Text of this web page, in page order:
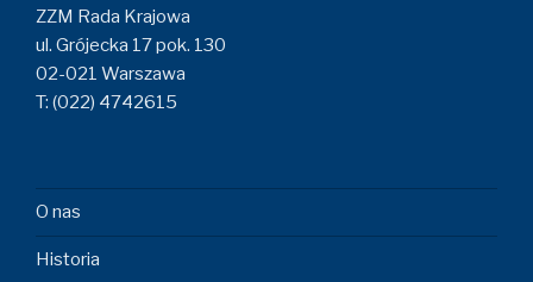
ZZM Rada Krajowa
ul. Grójecka 17 pok. 130
02-021 Warszawa
T: (022) 4742615
O nas
Historia